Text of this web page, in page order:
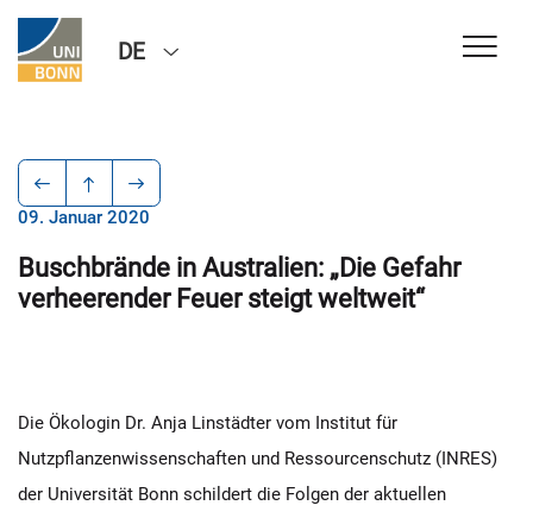
DE
09. Januar 2020
Buschbrände in Australien: „Die Gefahr
verheerender Feuer steigt weltweit“
Die Ökologin Dr. Anja Linstädter vom Institut für
Nutzpflanzenwissenschaften und Ressourcenschutz (INRES)
der Universität Bonn schildert die Folgen der aktuellen